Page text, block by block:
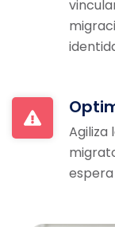
Agiliza